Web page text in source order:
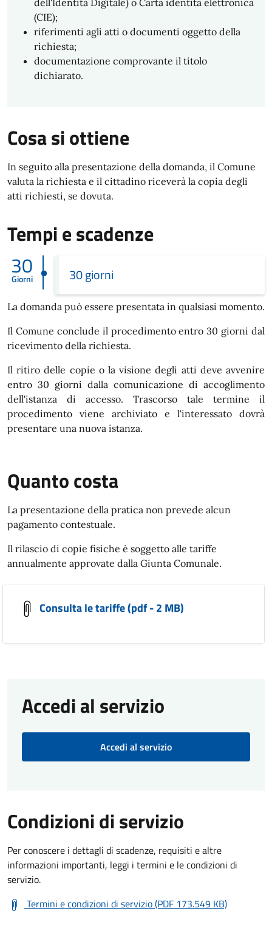
dell'Identità Digitale) o Carta identità elettronica
(CIE);
riferimenti agli atti o documenti oggetto della
richiesta;
documentazione comprovante il titolo
dichiarato.
Cosa si ottiene
In seguito alla presentazione della domanda, il Comune
valuta la richiesta e il cittadino riceverà la copia degli
atti richiesti, se dovuta.
Tempi e scadenze
30
Giorni 30 giorni
La domanda può essere presentata in qualsiasi momento.
Il Comune conclude il procedimento entro 30 giorni dal
ricevimento della richiesta.
Il ritiro delle copie o la visione degli atti deve avvenire
entro 30 giorni dalla comunicazione di accoglimento
dell'istanza di accesso. Trascorso tale termine il
procedimento viene archiviato e l'interessato dovrà
presentare una nuova istanza.
Quanto costa
La presentazione della pratica non prevede alcun
pagamento contestuale.
Il rilascio di copie fisiche è soggetto alle tariffe
annualmente approvate dalla Giunta Comunale.
Consulta le tariffe (pdf - 2 MB)
Accedi al servizio
Accedi al servizio
Condizioni di servizio
Per conoscere i dettagli di scadenze, requisiti e altre
informazioni importanti, leggi i termini e le condizioni di
servizio.
Termini e condizioni di servizio (PDF 173.549 KB)